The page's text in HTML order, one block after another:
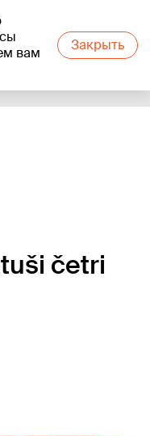
вам
Закрыть
četri